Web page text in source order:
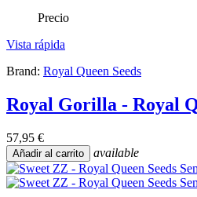
Precio
Vista rápida
Brand: Royal Queen Seeds
Royal Gorilla - Royal
57,95 €
Añadir al carrito available